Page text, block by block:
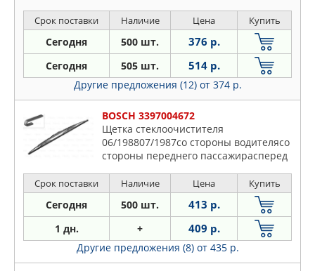
Срок поставки Наличие Цена Купить
Сегодня 500 шт. 376 р.
Сегодня 505 шт. 514 р.
Другие предложения (12) от 374 р.
BOSCH 3397004672
Щетка стеклоочистителя
06/198807/1987со стороны водителясо
стороны переднего пассажирасперед
Срок поставки Наличие Цена Купить
Сегодня 500 шт. 413 р.
1 дн. + 409 р.
Другие предложения (8) от 435 р.